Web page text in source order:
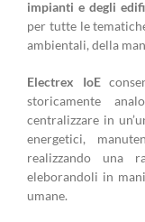
impianti e degli
per tutte le
ambientali, della
Electrex IoE
storicamente
centralizzare in
energetici,
realizzando una
eleborandoli in
umane.